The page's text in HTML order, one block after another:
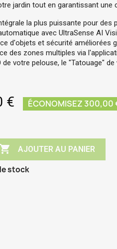
jardin tout en garantissant une
la plus puissante pour des
avec UltraSense AI
d'objets et sécurité améliorées
des zones multiples via
de votre pelouse, le "Tatouage"
€ ÉCONOMISEZ 300,00
 AJOUTER AU PANIER
stock